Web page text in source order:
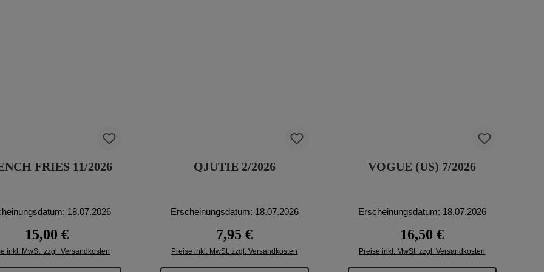
FRIES 11/2026
18.07.2026
Regulärer Preis:
15,00 €
inkl. MwSt. zzgl. Versandkosten
QJUTIE 2/2026
Erscheinungsdatum: 18.07.2026
Regulärer Preis:
7,95 €
Preise inkl. MwSt. zzgl. Versandkosten
VOGUE (US) 7/2026
Erscheinungsdatum: 18.07.2026
Regulärer Preis:
16,50 €
Preise inkl. MwSt. zzgl. Versandkosten